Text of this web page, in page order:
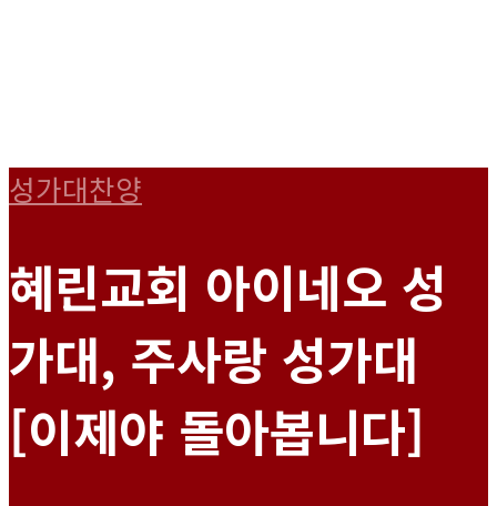
성가대찬양
혜린교회 아이네오 성
가대, 주사랑 성가대
[이제야 돌아봅니다]